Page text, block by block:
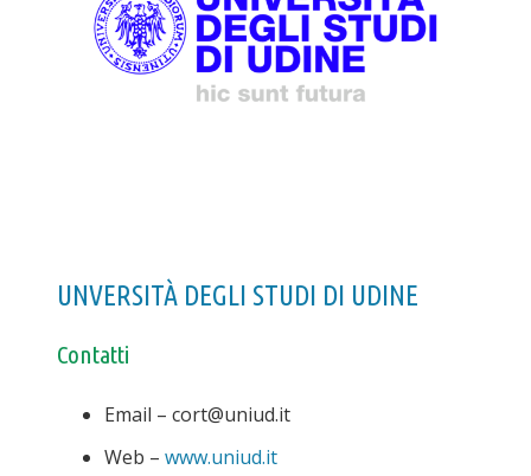
UNVERSITÀ DEGLI STUDI DI UDINE
Contatti
Email – cort@uniud.it
Web – www.uniud.it